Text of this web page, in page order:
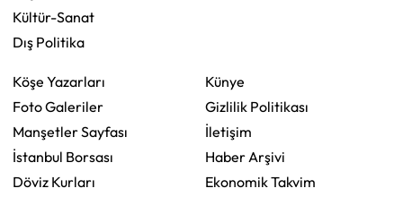
Kültür-Sanat
Dış Politika
Köşe Yazarları
Foto Galeriler
Manşetler Sayfası
İstanbul Borsası
Döviz Kurları
Künye
Gizlilik Politikası
İletişim
Haber Arşivi
Ekonomik Takvim